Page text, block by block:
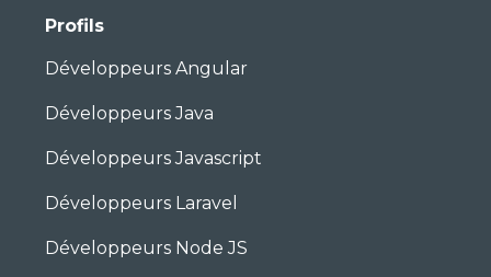
Profils
Développeurs Angular
Développeurs Java
Développeurs Javascript
Développeurs Laravel
Développeurs Node JS